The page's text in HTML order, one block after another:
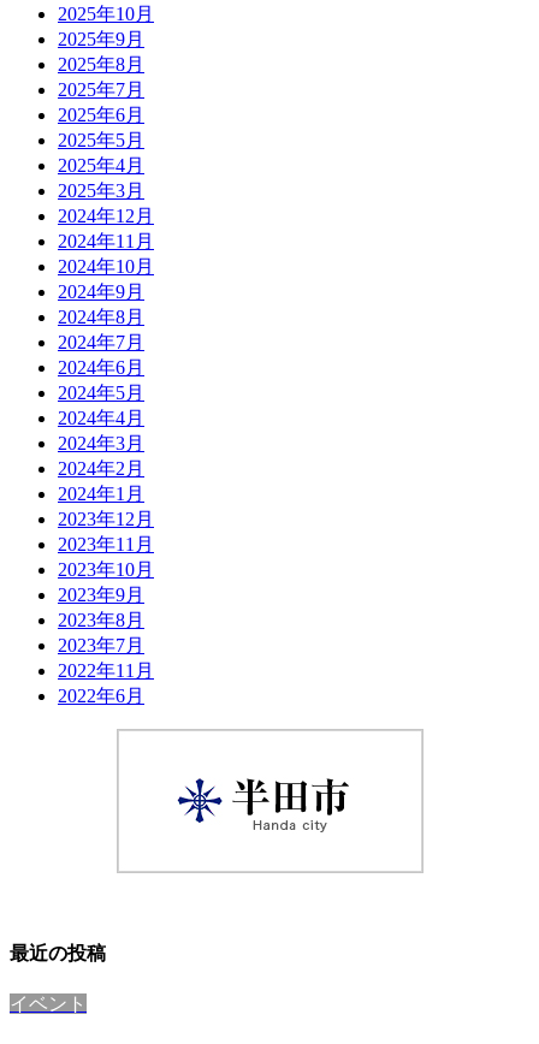
2025年10月
2025年9月
2025年8月
2025年7月
2025年6月
2025年5月
2025年4月
2025年3月
2024年12月
2024年11月
2024年10月
2024年9月
2024年8月
2024年7月
2024年6月
2024年5月
2024年4月
2024年3月
2024年2月
2024年1月
2023年12月
2023年11月
2023年10月
2023年9月
2023年8月
2023年7月
2022年11月
2022年6月
最近の投稿
イベント